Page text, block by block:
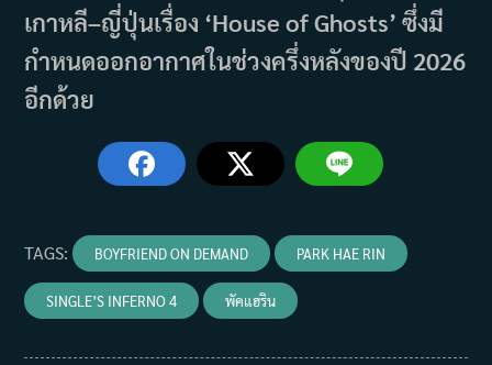
เกาหลี–ญี่ปุ่นเรื่อง ‘House of Ghosts’ ซึ่งมี
กำหนดออกอากาศในช่วงครึ่งหลังของปี 2026
อีกด้วย
TAGS: BOYFRIEND ON DEMAND PARK HAE RIN
SINGLE’S INFERNO 4 พัคแฮริน